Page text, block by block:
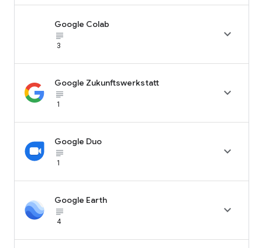
Google Colab
subject_black
3

Google Zukunftswerkstatt
subject_black
1

Google Duo
subject_black
1

Google Earth
subject_black
4
